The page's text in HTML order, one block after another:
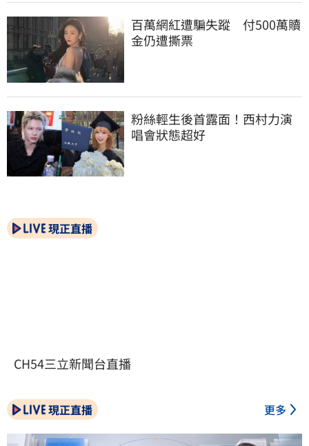
百萬網紅遭騙失蹤　付500萬贖
金仍遭撕票
粉絲輕生後首露面！西村力演
唱會狀態超好
現正直播
CH54三立新聞台直播
現正直播 更多